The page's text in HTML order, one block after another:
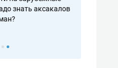
знать аксакалов и